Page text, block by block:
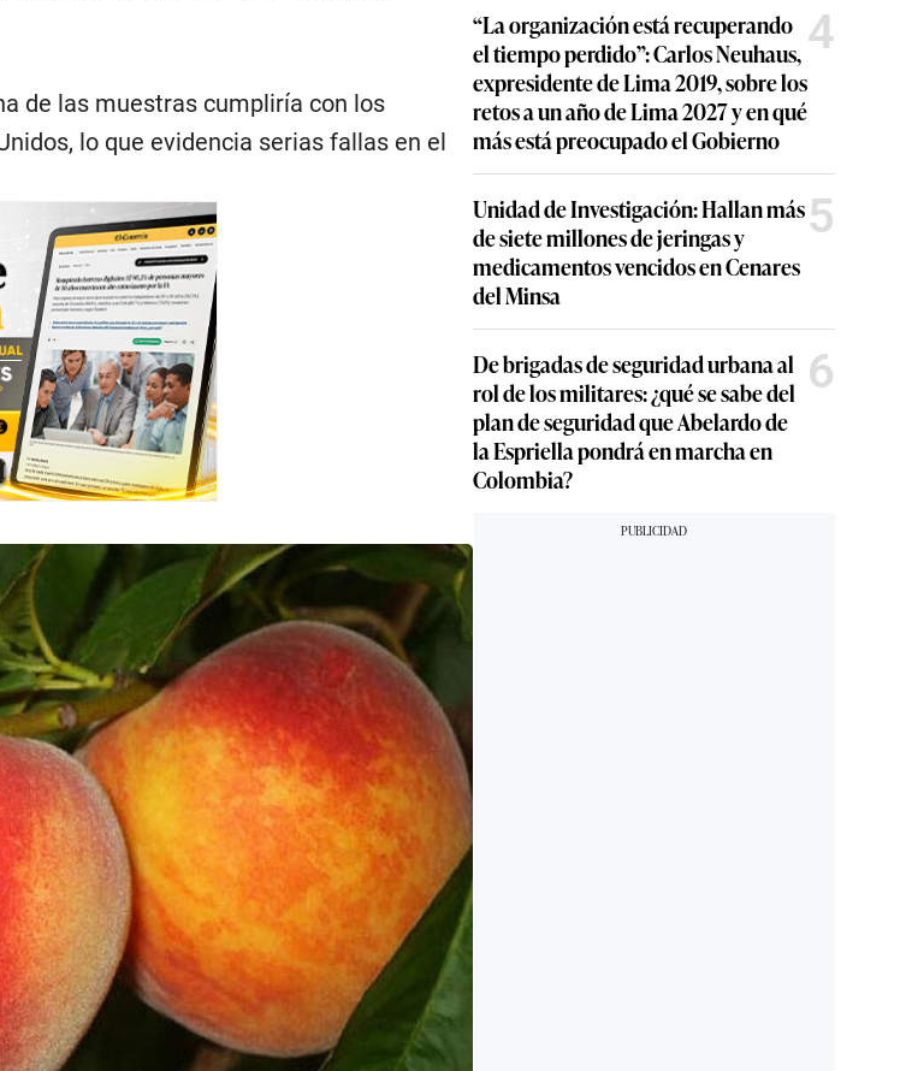
de las muestras cumpliría con los
lo que evidencia serias fallas en el
“La organización está recuperando
el tiempo perdido”: Carlos Neuhaus,
expresidente de Lima 2019, sobre los
retos a un año de Lima 2027 y en qué
más está preocupado el Gobierno
4
Unidad de Investigación: Hallan más
de siete millones de jeringas y
medicamentos vencidos en Cenares
del Minsa
5
De brigadas de seguridad urbana al
rol de los militares: ¿qué se sabe del
plan de seguridad que Abelardo de
la Espriella pondrá en marcha en
Colombia?
6